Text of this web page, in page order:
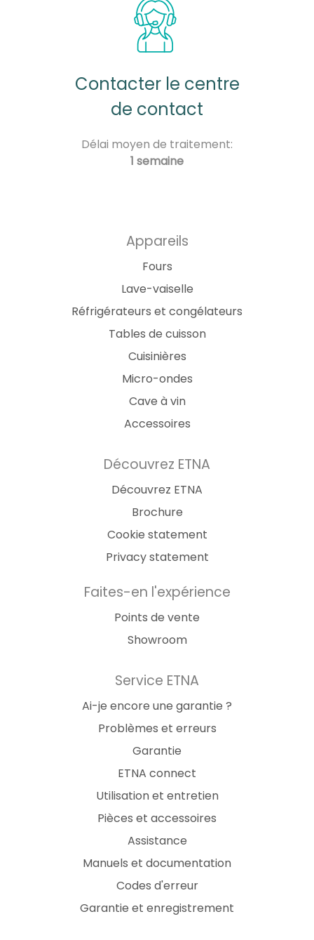
Contacter le centre
de contact
Délai moyen de traitement:
1 semaine
Appareils
Fours
Lave-vaiselle
Réfrigérateurs et congélateurs
Tables de cuisson
Cuisinières
Micro-ondes
Cave à vin
Accessoires
Découvrez ETNA
Découvrez ETNA
Brochure
Cookie statement
Privacy statement
Faites-en l'expérience
Points de vente
Showroom
Service ETNA
Ai-je encore une garantie ?
Problèmes et erreurs
Garantie
ETNA connect
Utilisation et entretien
Pièces et accessoires
Assistance
Manuels et documentation
Codes d'erreur
Garantie et enregistrement